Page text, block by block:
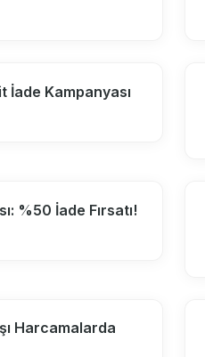
İade Kampanyası
%50 İade Fırsatı!
Harcamalarda